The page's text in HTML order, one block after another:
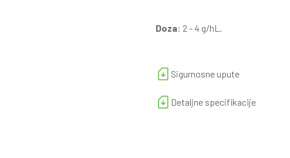
Doza: 2 - 4 g/hL.
Sigurnosne upute
Detaljne specifikacije